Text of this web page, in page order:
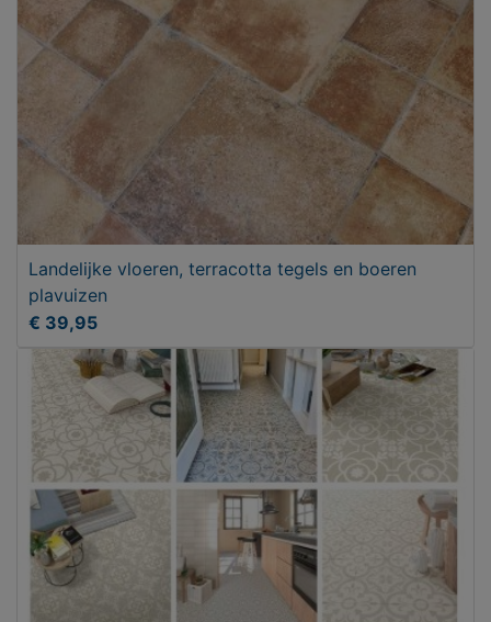
Landelijke vloeren, terracotta tegels en boeren
plavuizen
€ 39,95